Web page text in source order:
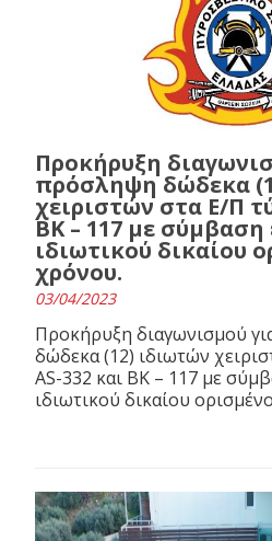
Προκήρυξη
πρόσληψη δώδεκα
χειριστών στα Ε/Π
BK – 117 με σύμβαση
ιδιωτικού δικαίου
χρόνου.
03/04/2023
Προκήρυξη διαγωνισμού
δώδεκα (12) ιδιωτών
AS-332 και BK – 117 με
ιδιωτικού δικαίου